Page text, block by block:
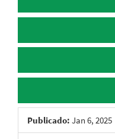
Publicado: Jan 6, 2025